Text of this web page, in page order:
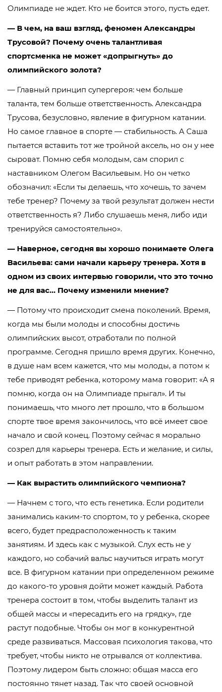
Олимпиаде не ждет. Кто не боится этого, пусть едет.
— В чем, на ваш взгляд, феномен Александры
Трусовой? Почему очень талантливая
спортсменка не может «допрыгнуть» до
олимпийского золота?
— Главный принцип супергероя: чем больше
таланта, тем больше ответственность. Александра
Трусова, безусловно, явление в фигурном катании.
Но самое главное в спорте — стабильность. А Саша
пытается вставить тот же тройной аксель, но он у нее
сыроват. Помню себя молодым, сам спорил с
наставником Олегом Васильевым. Но он четко
обозначил: «Если ты делаешь, что хочешь, то зачем
тебе тренер? Почему за твой результат должен нести
ответственность я? Либо слушаешь меня, либо иди
тренируйся самостоятельно».
— Наверное, сегодня вы хорошо понимаете Олега
Васильева: сами начали карьеру тренера. Хотя в
одном из своих интервью говорили, что это точно
не для вас… Почему изменили мнение?
— Потому что происходит смена поколений. Время,
когда мы были молоды и способны достичь
олимпийских высот, отработали по полной
программе. Сегодня пришло время других. Конечно,
в душе нам всем кажется, что мы молоды, а потом к
тебе приводят ребенка, которому мама говорит: «А я
помню, когда он на Олимпиаде прыгал». И ты
понимаешь, что много лет прошло, что в большом
спорте твое время закончилось, что всё имеет свое
начало и свой конец. Поэтому сейчас я морально
созрел для карьеры тренера. Есть и желание, и силы,
и опыт работать в этом направлении.
— Как вырастить олимпийского чемпиона?
— Начнем с того, что есть генетика. Если родители
занимались каким-то спортом, то у ребенка, скорее
всего, будет предрасположенность к таким
занятиям. И здесь как с музыкой. Слух есть не у
каждого, но собачий вальс научиться играть могут
все. В фигурном катании при определенном режиме
до какого-то уровня дойти может каждый. Работа
тренера состоит в том, чтобы выделить талант из
общей массы и «пересадить его на грядку», где
растут подобные. Чтобы он мог в конкурентной
среде развиваться. Массовая психология такова, что
требует, чтобы никто не отрывался от коллектива.
Поэтому лидером быть сложно: общая масса его
постоянно тянет назад. Так что своей основной